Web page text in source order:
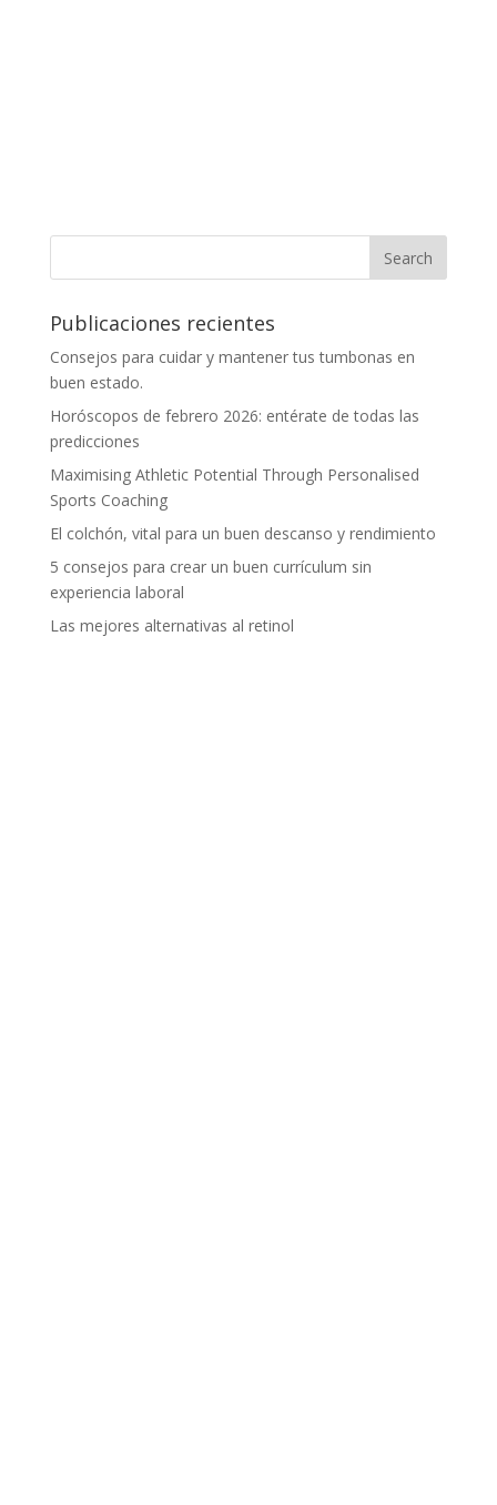
Publicaciones recientes
Consejos para cuidar y mantener tus tumbonas en
buen estado.
Horóscopos de febrero 2026: entérate de todas las
predicciones
Maximising Athletic Potential Through Personalised
Sports Coaching
El colchón, vital para un buen descanso y rendimiento
5 consejos para crear un buen currículum sin
experiencia laboral
Las mejores alternativas al retinol